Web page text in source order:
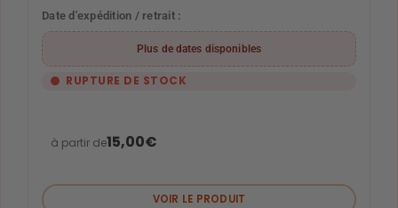
Date d'expédition / retrait :
Plus de dates disponibles
RUPTURE DE STOCK
à partir de15,00€
VOIR LE PRODUIT